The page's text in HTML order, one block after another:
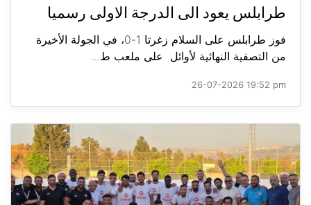
طرابلس يعود الى الدرجة الاولى رسميا
فوز طرابلس على السلام زغرتا 1-0، في الجولة الأخيرة
من التصفية النهائية لأوائل على ملعب ط...
26-07-2026 19:52 pm